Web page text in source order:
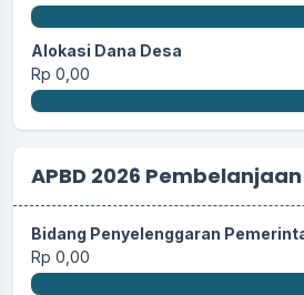
Alokasi Dana Desa
Rp 0,00
APBD 2026 Pembelanjaan
Bidang Penyelenggaran
Rp 0,00